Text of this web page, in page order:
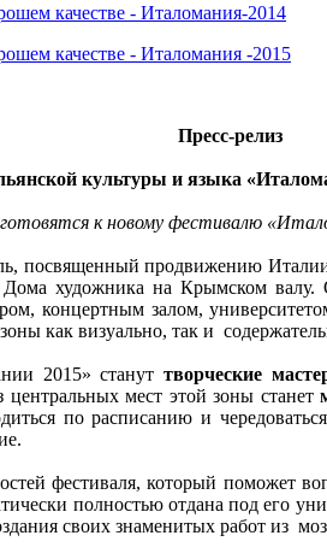
качестве - Италомания-2014
качестве - Италомания -2015
релиз
культуры и языка
к новому фестивалю
посвященный продвижению
Дома художника на Крымском
концертным залом,
как визуально, так и
2015» стануттворческие
центральных мест этой зоны станет
по расписанию и
фестиваля, который поможет
полностью отдана под его
своих знаменитых работ из